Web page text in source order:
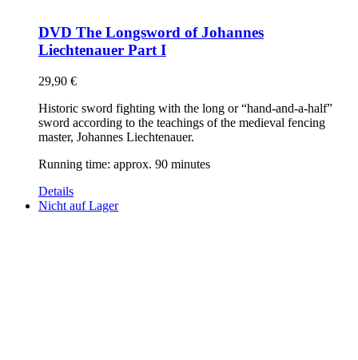
DVD The Longsword of Johannes
Liechtenauer Part I
29,90 €
Historic sword fighting with the long or “hand-and-a-half”
sword according to the teachings of the medieval fencing
master, Johannes Liechtenauer.
Running time: approx. 90 minutes
Details
Nicht auf Lager